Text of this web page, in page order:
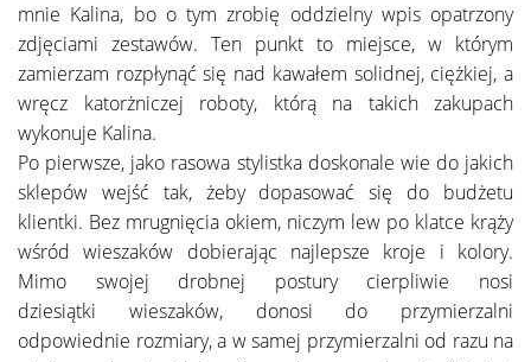
mnie Kalina, bo o tym zrobię oddzielny wpis opatrzony
zdjęciami zestawów. Ten punkt to miejsce, w którym
zamierzam rozpłynąć się nad kawałem solidnej, ciężkiej, a
wręcz katorżniczej roboty, którą na takich zakupach
wykonuje Kalina.
Po pierwsze, jako rasowa stylistka doskonale wie do jakich
sklepów wejść tak, żeby dopasować się do budżetu
klientki. Bez mrugnięcia okiem, niczym lew po klatce krąży
wśród wieszaków dobierając najlepsze kroje i kolory.
Mimo swojej drobnej postury cierpliwie nosi
dziesiątki wieszaków, donosi do przymierzalni
odpowiednie rozmiary, a w samej przymierzalni od razu na